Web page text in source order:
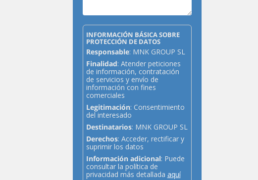
INFORMACIÓN BÁSICA SOBRE
PROTECCIÓN DE DATOS
Responsable: MNK GROUP SL
Finalidad: Atender peticiones
de información, contratación
de servicios y envío de
información con fines
comerciales
Legitimación: Consentimiento
del interesado
Destinatarios: MNK GROUP SL
Derechos: Acceder, rectificar y
suprimir los datos
Información adicional: Puede
consultar la política de
privacidad más detallada aquí